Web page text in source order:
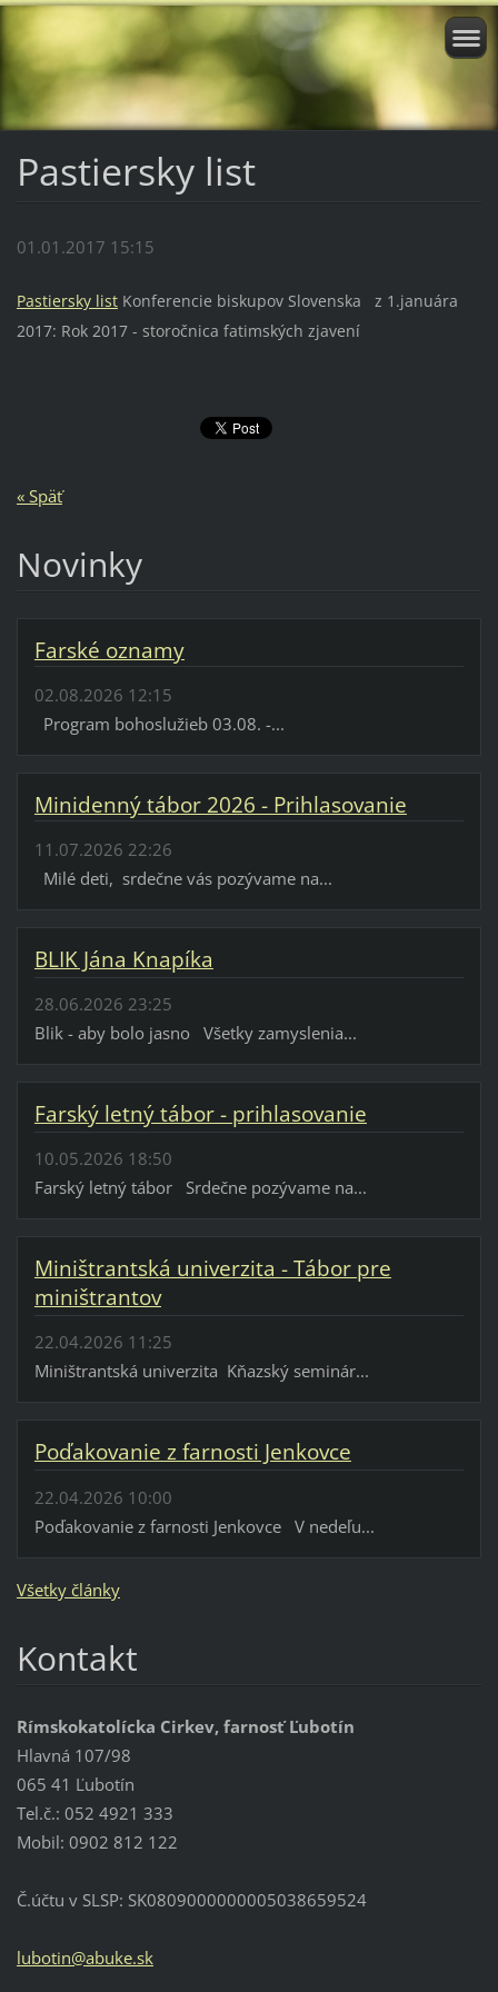
Pastiersky list
01.01.2017 15:15
Pastiersky listKonferencie biskupov Slovenska z 1.januára
2017: Rok 2017 - storočnica fatimských zjavení
« Späť
Novinky
Farské oznamy
02.08.2026 12:15
Program bohoslužieb 03.08. -...
Minidenný tábor 2026 - Prihlasovanie
11.07.2026 22:26
Milé deti, srdečne vás pozývame na...
BLIK Jána Knapíka
28.06.2026 23:25
Blik - aby bolo jasno Všetky zamyslenia...
Farský letný tábor - prihlasovanie
10.05.2026 18:50
Farský letný tábor Srdečne pozývame na...
Miništrantská univerzita - Tábor pre
miništrantov
22.04.2026 11:25
Miništrantská univerzita Kňazský seminár...
Poďakovanie z farnosti Jenkovce
22.04.2026 10:00
Poďakovanie z farnosti Jenkovce V nedeľu...
Všetky články
Kontakt
Rímskokatolícka Cirkev, farnosť Ľubotín
Hlavná 107/98
065 41 Ľubotín
Tel.č.: 052 4921 333
Mobil: 0902 812 122
Č.účtu v SLSP: SK0809000000005038659524
lubotin@abuke.sk